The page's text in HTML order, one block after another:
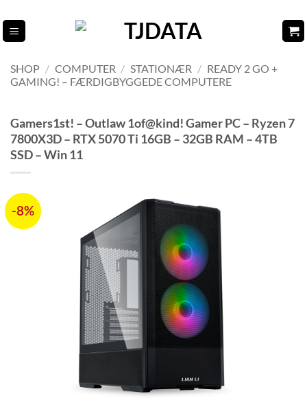
til
indhold
SHOP / COMPUTER / STATIONÆR / READY 2 GO +
GAMING! – FÆRDIGBYGGEDE COMPUTERE
Gamers1st! – Outlaw 1of@kind! Gamer PC – Ryzen 7
7800X3D – RTX 5070 Ti 16GB – 32GB RAM – 4TB
SSD – Win 11
-8%